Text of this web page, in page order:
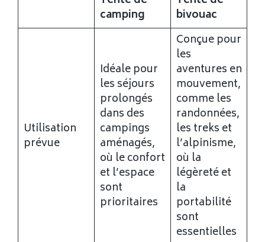
camping
bivouac
Utilisation
prévue
Idéale pour
les séjours
prolongés
dans des
campings
aménagés,
où le confort
et l’espace
sont
prioritaires
Conçue pour
les
aventures en
mouvement,
comme les
randonnées,
les treks et
l’alpinisme,
où la
légèreté et
la
portabilité
sont
essentielles